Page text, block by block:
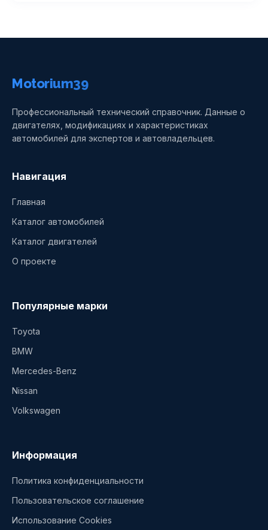
Motorium39
Профессиональный технический справочник. Данные о
двигателях, модификациях и характеристиках
автомобилей для экспертов и автовладельцев.
Навигация
Главная
Каталог автомобилей
Каталог двигателей
О проекте
Популярные марки
Toyota
BMW
Mercedes-Benz
Nissan
Volkswagen
Информация
Политика конфиденциальности
Пользовательское соглашение
Использование Cookies